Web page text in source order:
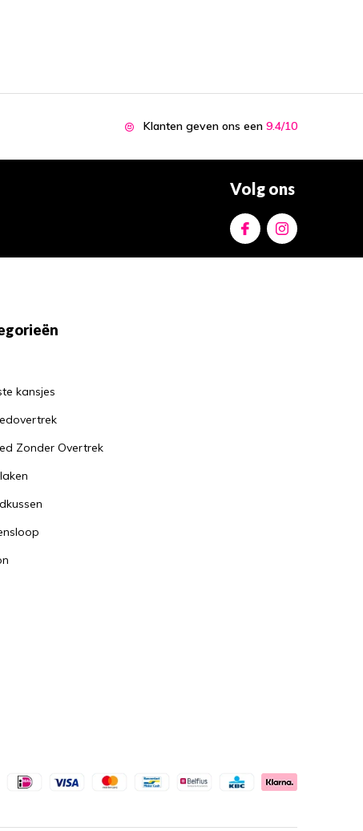
Klanten geven ons een 9.4/10
Volg ons
kansjes
Zonder Overtrek